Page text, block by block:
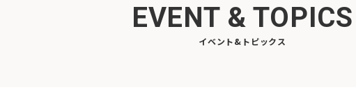
EVENT & TOPICS
イベント&トピックス